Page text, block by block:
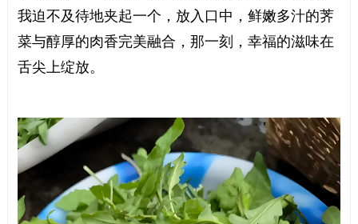
我迫不及待地夹起一个，放入口中，鲜嫩多汁的荠
菜与醇厚的肉香完美融合，那一刻，幸福的滋味在
舌尖上绽放。